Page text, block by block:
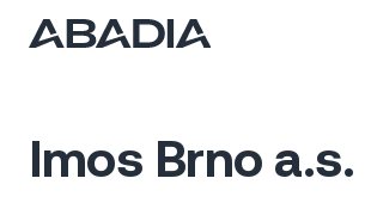
Imos Brno a.s.